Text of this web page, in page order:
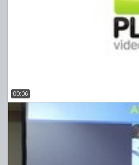
00:06